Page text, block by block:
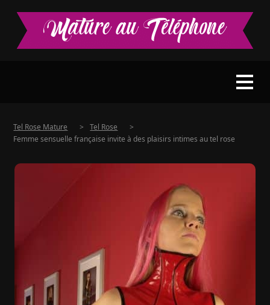
Tel Rose Mature > Tel Rose
>
Femme sensuelle française invite à des plaisirs intimes au tel rose